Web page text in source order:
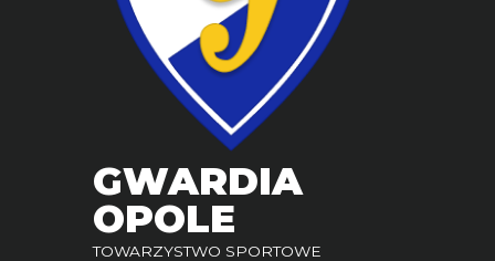
GWARDIA
OPOLE
TOWARZYSTWO SPORTOWE